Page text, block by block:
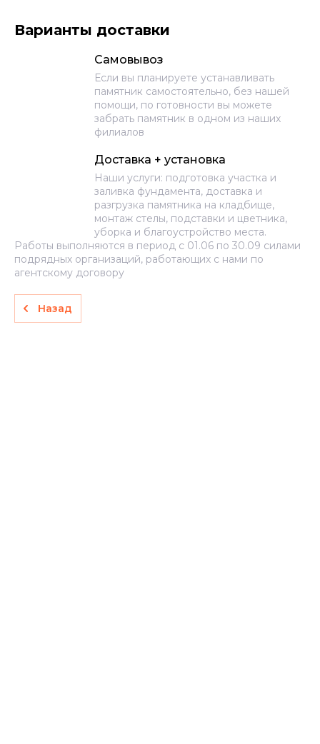
Варианты доставки
Самовывоз
Если вы планируете устанавливать
памятник самостоятельно, без нашей
помощи, по готовности вы можете
забрать памятник в одном из наших
филиалов
Доставка + установка
Наши услуги: подготовка участка и
заливка фундамента, доставка и
разгрузка памятника на кладбище,
монтаж стелы, подставки и цветника,
уборка и благоустройство места.
Работы выполняются в период с 01.06 по 30.09 силами
подрядных организаций, работающих с нами по
агентскому договору
Назад